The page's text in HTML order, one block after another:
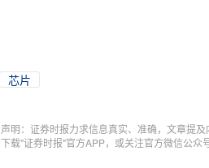
芯片
声明：证券时报力求信息真实、准确，文章提
下载"证券时报"官方APP，或关注官方微信公